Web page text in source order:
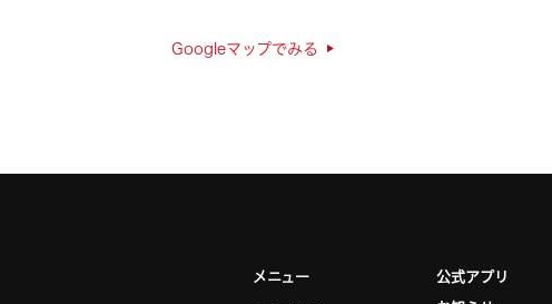
Googleマップでみる
メニュー
公式アプリ